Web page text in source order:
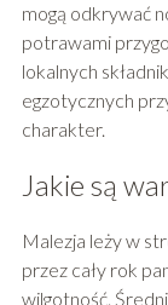
mogą odkrywać
potrawami
lokalnych
egzotycznych
charakter.
Jakie są
Malezja leży w
przez cały rok
wilgotność.